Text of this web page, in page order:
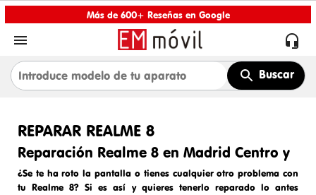
Más de 600+ Reseñas en Google
 
Buscar
REPARAR REALME 8
Reparación Realme 8 en Madrid Centro y
¿Se te ha roto la pantalla o tienes cualquier otro problema con
tu Realme 8? Si es así y quieres tenerlo reparado lo antes